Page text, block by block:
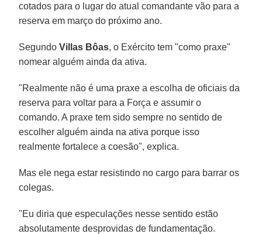
cotados para o lugar do atual comandante vão para a
reserva em março do próximo ano.
Segundo Villas Bôas, o Exército tem "como praxe"
nomear alguém ainda da ativa.
"Realmente não é uma praxe a escolha de oficiais da
reserva para voltar para a Força e assumir o
comando. A praxe tem sido sempre no sentido de
escolher alguém ainda na ativa porque isso
realmente fortalece a coesão", explica.
Mas ele nega estar resistindo no cargo para barrar os
colegas.
"Eu diria que especulações nesse sentido estão
absolutamente desprovidas de fundamentação.